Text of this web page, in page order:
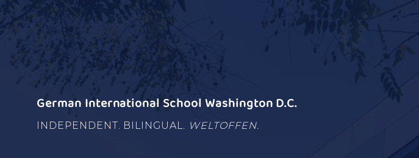
German International School Washington D.C.
INDEPENDENT. BILINGUAL. WELTOFFEN.